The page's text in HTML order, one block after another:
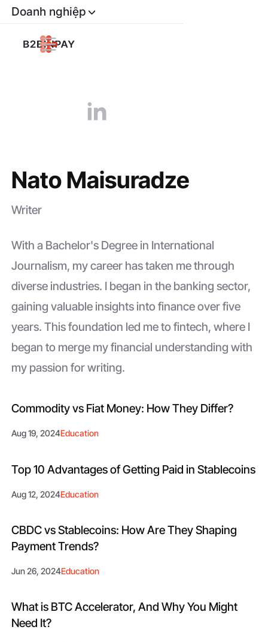
Doanh nghiệp
Nato Maisuradze
Writer
With a Bachelor's Degree in International
Journalism, my career has taken me through
diverse industries. I began in the banking sector,
gaining valuable insights into finance over five
years. This foundation led me to fintech, where I
began to merge my financial understanding with
my passion for writing.
Commodity vs Fiat Money: How They Differ?
Aug 19, 2024Education
Top 10 Advantages of Getting Paid in Stablecoins
Aug 12, 2024Education
CBDC vs Stablecoins: How Are They Shaping
Payment Trends?
Jun 26, 2024Education
What is BTC Accelerator, And Why You Might
Need It?